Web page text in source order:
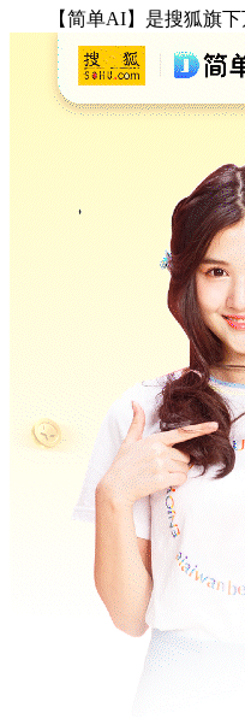
【简单AI】是搜狐旗下万